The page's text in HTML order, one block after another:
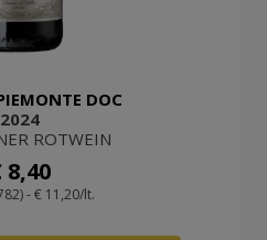
DOC
2024
ROTWEIN
8,40
- € 11,20/lt.